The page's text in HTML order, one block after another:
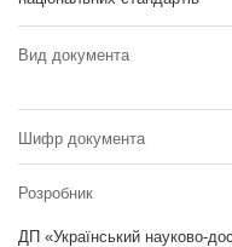
Вид документа
Шифр документа
Розробник
ДП «Український науково-